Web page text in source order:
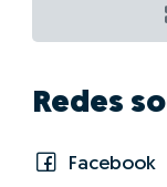
Redes
Facebook